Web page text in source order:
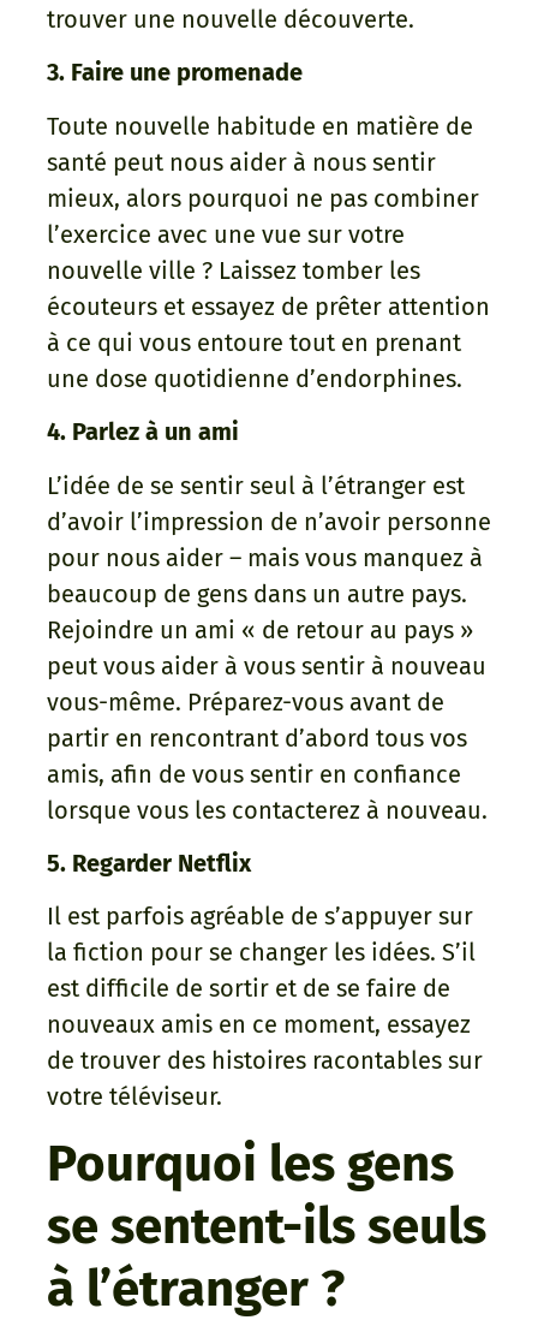
trouver une nouvelle découverte.
3. Faire une promenade
Toute nouvelle habitude en matière de
santé peut nous aider à nous sentir
mieux, alors pourquoi ne pas combiner
l’exercice avec une vue sur votre
nouvelle ville ? Laissez tomber les
écouteurs et essayez de prêter attention
à ce qui vous entoure tout en prenant
une dose quotidienne d’endorphines.
4. Parlez à un ami
L’idée de se sentir seul à l’étranger est
d’avoir l’impression de n’avoir personne
pour nous aider – mais vous manquez à
beaucoup de gens dans un autre pays.
Rejoindre un ami « de retour au pays »
peut vous aider à vous sentir à nouveau
vous-même. Préparez-vous avant de
partir en rencontrant d’abord tous vos
amis, afin de vous sentir en confiance
lorsque vous les contacterez à nouveau.
5. Regarder Netflix
Il est parfois agréable de s’appuyer sur
la fiction pour se changer les idées. S’il
est difficile de sortir et de se faire de
nouveaux amis en ce moment, essayez
de trouver des histoires racontables sur
votre téléviseur.
Pourquoi les gens
se sentent-ils seuls
à l’étranger ?